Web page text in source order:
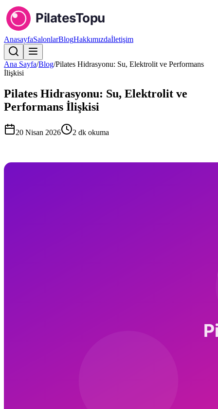
AnasayfaSalonlarBlogHakkımızdaİletişim
Ana Sayfa/Blog/Pilates Hidrasyonu: Su, Elektrolit ve Performans
İlişkisi
Pilates Hidrasyonu: Su, Elektrolit ve
Performans İlişkisi
20 Nisan 2026 2 dk okuma